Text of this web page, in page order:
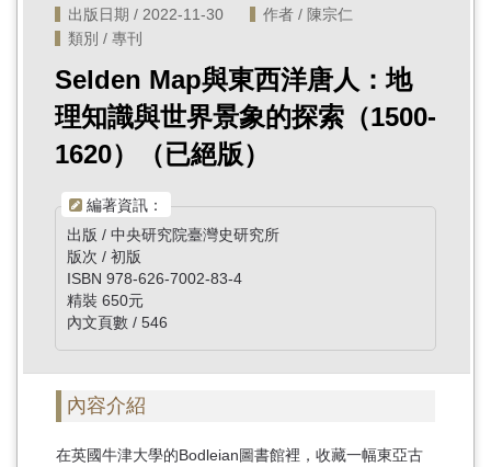
出版日期 / 2022-11-30
作者 / 陳宗仁
類別 / 專刊
Selden Map與東西洋唐人：地
理知識與世界景象的探索（1500-
1620）（已絕版）
編著資訊：
出版 / 中央研究院臺灣史研究所
版次 / 初版
ISBN 978-626-7002-83-4
精裝 650元
內文頁數 / 546
內容介紹
在英國牛津大學的Bodleian圖書館裡，收藏一幅東亞古